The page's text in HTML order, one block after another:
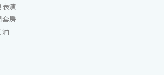
表演
套房
酒